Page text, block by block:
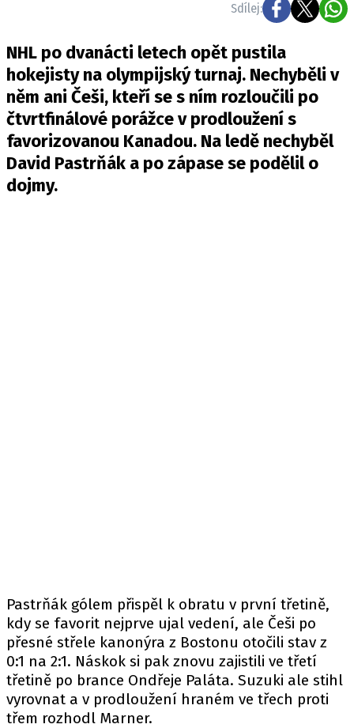
Sdílej:
NHL po dvanácti letech opět pustila
hokejisty na olympijský turnaj. Nechyběli v
něm ani Češi, kteří se s ním rozloučili po
čtvrtfinálové porážce v prodloužení s
favorizovanou Kanadou. Na ledě nechyběl
David Pastrňák a po zápase se podělil o
dojmy.
Pastrňák gólem přispěl k obratu v první třetině,
kdy se favorit nejprve ujal vedení, ale Češi po
přesné střele kanonýra z Bostonu otočili stav z
0:1 na 2:1. Náskok si pak znovu zajistili ve třetí
třetině po brance Ondřeje Paláta. Suzuki ale stihl
vyrovnat a v prodloužení hraném ve třech proti
třem rozhodl Marner.